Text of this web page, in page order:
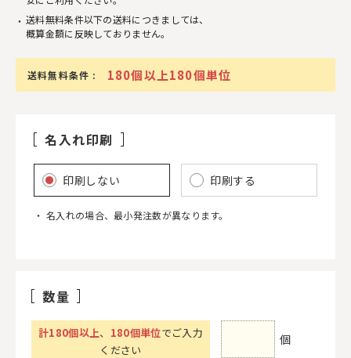
送料無料条件以下の送料につきましては、
概算金額に反映しておりません。
送料無料条件 : 180個以上180個単位
名入れ印刷
印刷しない 印刷する
名入れの場合、最小発注数が異なります。
数量
計180個以上、 180個単位でご入力
ください
個